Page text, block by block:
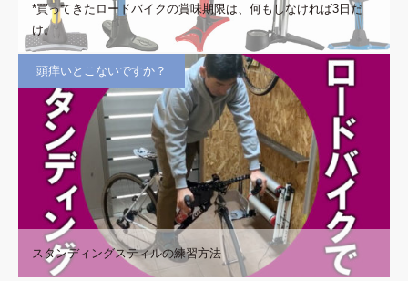
*買ってきたロードバイクの賞味期限は、何もしなければ3日だ
け。
頭痒いとこないですか？
スタンディングスティルの練習方法